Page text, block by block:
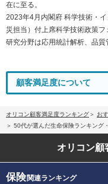
在に至る。
2023年4月内閣府 科学技術・
災担当）付上席科学技術政策フ
研究分野は応用統計解析、品質
顧客満足度について
オリコン顧客満足度ランキング お
50代が選んだ生命保険ランキング
オリコン顧
保険関連ランキング